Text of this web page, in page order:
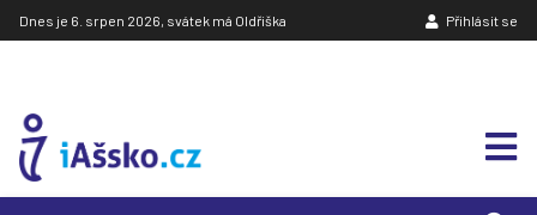
Dnes je 6. srpen 2026, svátek má Oldřiška Přihlásit se